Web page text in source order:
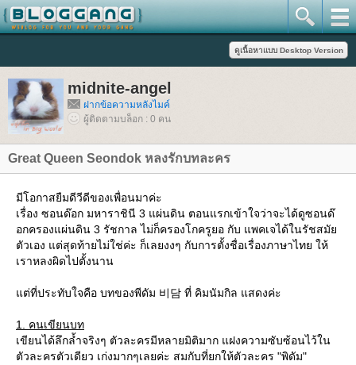
midnite-angel
ฝากข้อความหลังไมค์
ผู้ติดตามบล็อก : 0 คน
Great Queen Seondok หลงรักบทละคร
มีโอกาสยืมดีวีดีของเพื่อนมาค่ะ
เรื่อง ซอนด๊อก มหาราชินี 3 แผ่นดิน ตอนแรกเข้าใจว่าจะได้ดูซอนด๊
อกครองแผ่นดิน 3 รัชกาล ไม่ก็ครองโกครูยอ กับ แพคเจได้ในรัชสมั
ตัวเอง แต่สุดท้ายไม่ใช่ค่ะ ก็เลยงงๆ กับการตั้งชื่อเรื่องภาษาไทย ให้
เราหลงผิดไปตั้งนาน
ต่ที่ประทับใจคือ บทของพีดัม 비담 ที่ คิมนัมกิล แสดงค่ะ
1. คนเขียนบท
เขียนได้ลึกล้ำจริงๆ ตัวละครมีหลายมิติมาก แฝงความซับซ้อนไว้ใน
ตัวละครตัวเดียว เก่งมากๆเลยค่ะ สมกับที่ยกให้ตัวละคร "พิดัม"